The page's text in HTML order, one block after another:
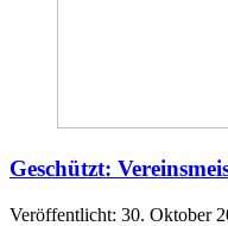
Geschützt:
Veröffentlicht: 30. Oktober